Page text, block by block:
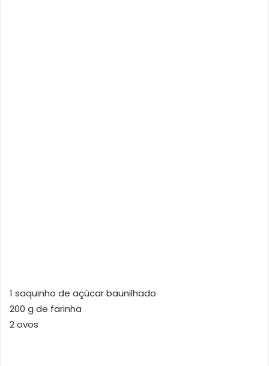
1 saquinho de açúcar baunilhado
200 g de farinha
2 ovos